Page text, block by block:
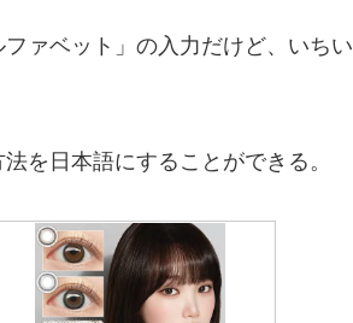
ァベット」の入力だけど、いちい
を日本語にすることができる。